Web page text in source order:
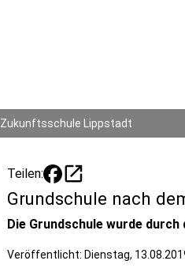
Zukunftsschule Lippstadt
Teilen: open_in_new
Grundschule nach
Die Grundschule wurde
Veröffentlicht: Dienstag,